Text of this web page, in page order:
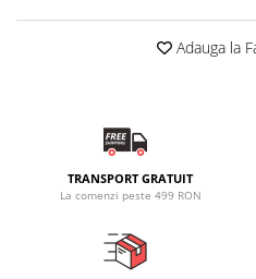
Adauga la
TRANSPORT GRATUIT
La comenzi peste 499 RON